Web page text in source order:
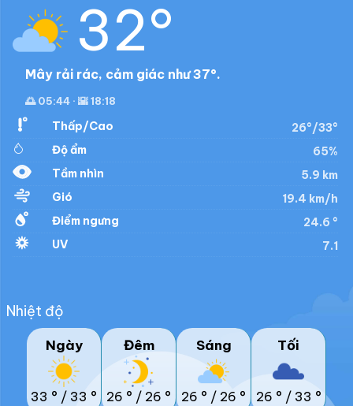
32°
Mây rải rác, cảm giác như 37°.
🌅 05:44 · 🌇 18:18
Thấp/Cao
26°/33°
Độ ẩm
65%
Tầm nhìn
5.9 km
Gió
19.4 km/h
Điểm ngưng
24.6 °
UV
7.1
Nhiệt độ
Ngày
33 ° / 33 °
Đêm
26 ° / 26 °
Sáng
26 ° / 26 °
Tối
26 ° / 33 °